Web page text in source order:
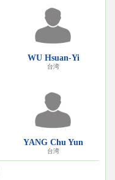
WU Hsuan-Yi
台湾
YANG Chu Yun
台湾